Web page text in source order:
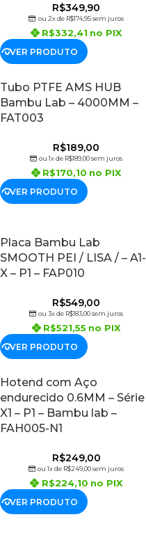
R$349,90
ou 2x de R$174,95sem juros
R$332,41 no PIX
VER PRODUTO
Tubo PTFE AMS HUB
Bambu Lab – 4000MM –
FAT003
R$189,00
ou 1x de R$189,00sem juros
R$170,10 no PIX
VER PRODUTO
Placa Bambu Lab
SMOOTH PEI / LISA / – A1-
X – P1 – FAP010
R$549,00
ou 3x de R$183,00sem juros
R$521,55 no PIX
VER PRODUTO
Hotend com Aço
endurecido 0.6MM – Série
X1 – P1 – Bambu lab –
FAH005-N1
R$249,00
ou 1x de R$249,00sem juros
R$224,10 no PIX
VER PRODUTO